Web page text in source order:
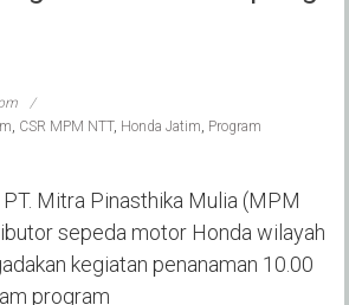
, CSR MPM NTT, Honda Jatim, Program
Mitra Pinasthika Mulia (MPM
sepeda motor Honda wilayah
kegiatan penanaman 10.00
program